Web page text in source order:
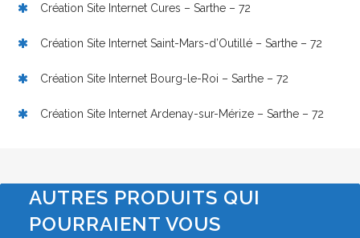
Création Site Internet Cures – Sarthe – 72
Création Site Internet Saint-Mars-d’Outillé – Sarthe – 72
Création Site Internet Bourg-le-Roi – Sarthe – 72
Création Site Internet Ardenay-sur-Mérize – Sarthe – 72
AUTRES PRODUITS QUI
POURRAIENT VOUS